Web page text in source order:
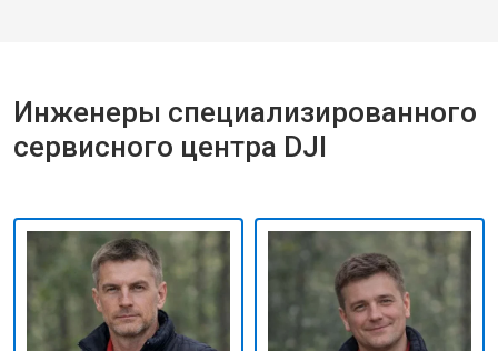
Инженеры специализированного
сервисного центра DJI